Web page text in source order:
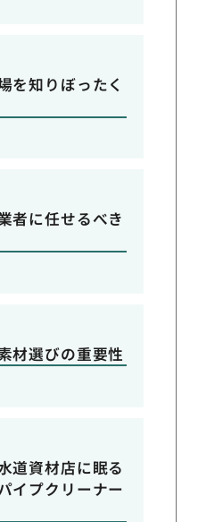
を知りぼったく
者に任せるべき
材選びの重要性
道資材店に眠る
イプクリーナー